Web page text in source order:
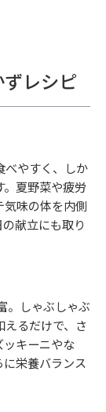
レシピ
べやすく、しか
夏野菜や疲労
味の体を内側
献立にも取り
。しゃぶしゃぶ
るだけで、さ
ッキーニやな
栄養バランス